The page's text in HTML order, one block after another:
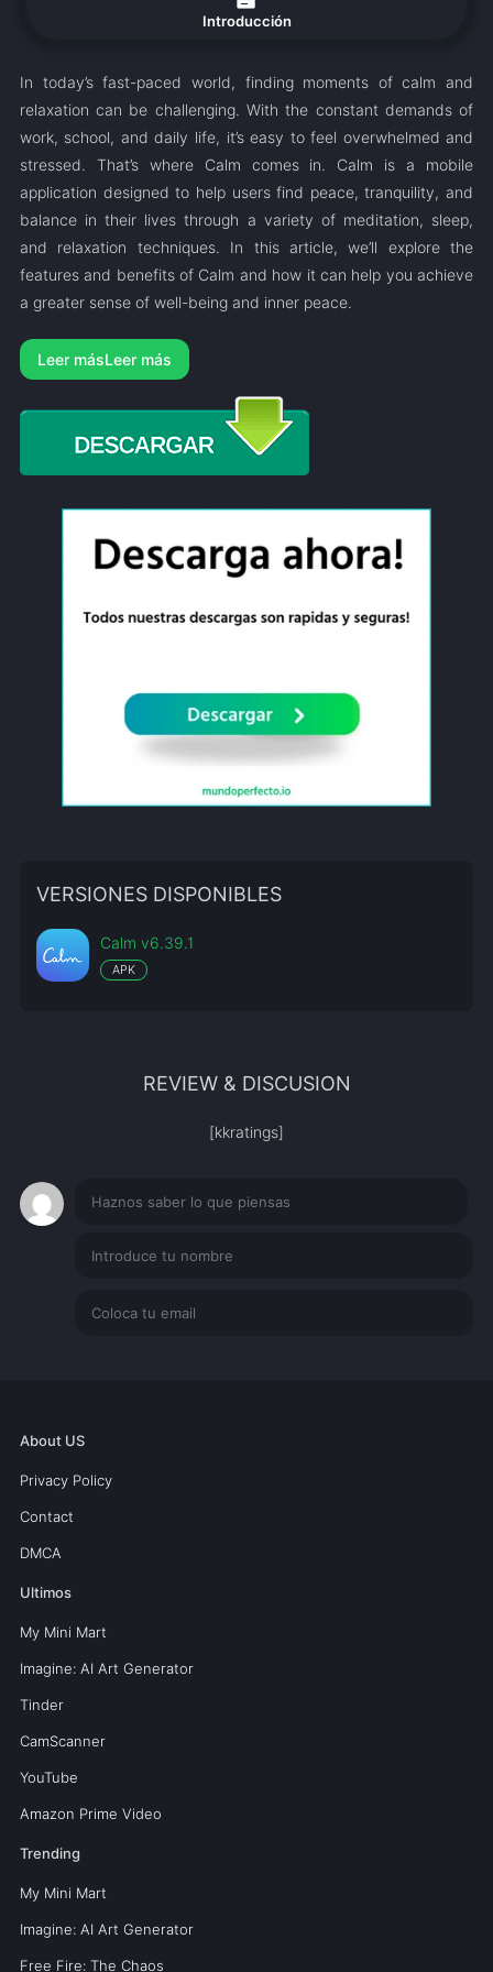
Introducción
In today’s fast-paced world, finding moments of calm and
relaxation can be challenging. With the constant demands of
work, school, and daily life, it’s easy to feel overwhelmed and
stressed. That’s where Calm comes in. Calm is a mobile
application designed to help users find peace, tranquility, and
balance in their lives through a variety of meditation, sleep,
and relaxation techniques. In this article, we’ll explore the
features and benefits of Calm and how it can help you achieve
a greater sense of well-being and inner peace.
Leer más
VERSIONES DISPONIBLES
Calm v6.39.1
APK
REVIEW & DISCUSION
[kkratings]
About US
Privacy Policy
Contact
DMCA
Ultimos
My Mini Mart
Imagine: AI Art Generator
Tinder
CamScanner
YouTube
Amazon Prime Video
Trending
My Mini Mart
Imagine: AI Art Generator
Free Fire: The Chaos